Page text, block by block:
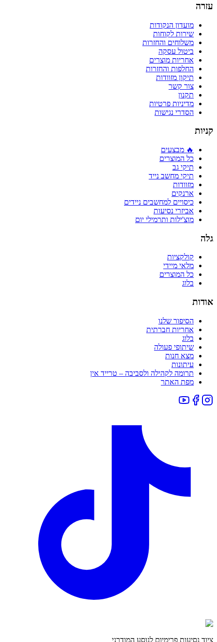
עזרה
מועדון הנקודות
שירות לקוחות
משלוחים והחזרות
ביטול עסקה
אחריות מוצרים
החלפות והחזרות
תיקון מזוודות
צור קשר
תקנון
מדיניות פרטיות
הסדרי נגישות
קניות
🔥 מבצעים
כל המוצרים
תיקי גב
תיקי מחשב נייד
מזוודות
ארנקים
כיסויים למחשבים ניידים
אביזרי נסיעות
מוצ'ילות ותרמילי יום
גלה
קולקציות
מלאי מיידי
כל המוצרים
בלוג
אודות
הסיפור שלנו
אחריות חברתית
בלוג
שיתופי פעולה
מצא חנות
עיתונות
תרומה לקהילה ולסביבה – טרייד אין
מפת האתר
ציוד נסיעות פרימיום לנוסע המודרני